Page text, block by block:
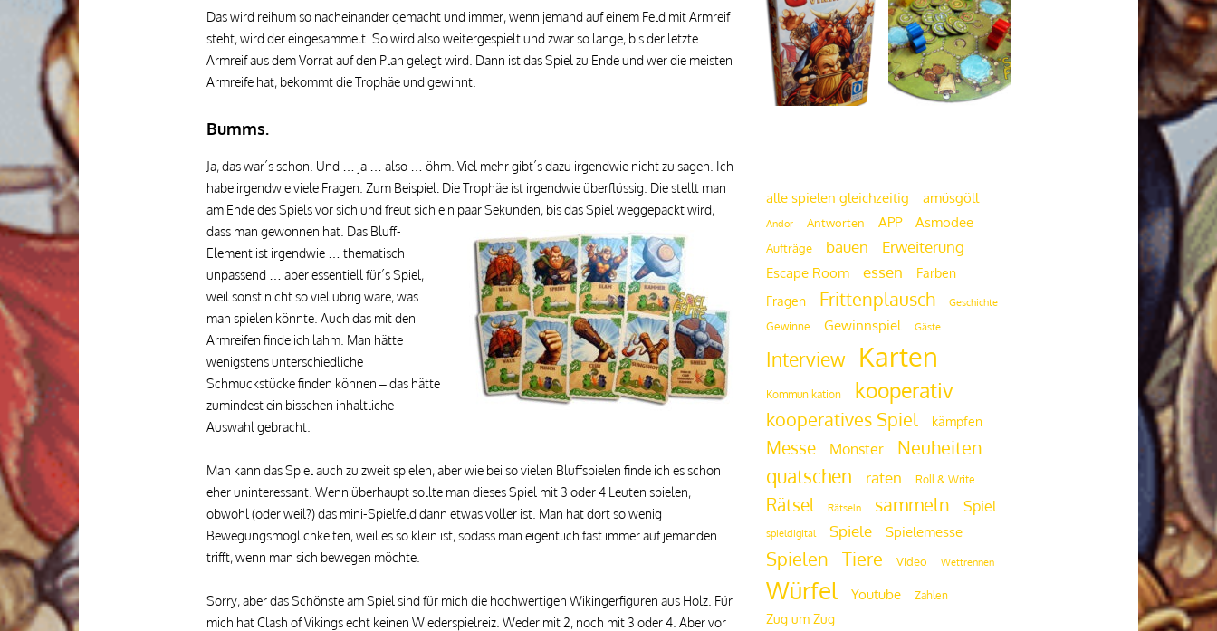
Das wird reihum so nacheinander gemacht und immer, wenn jemand auf einem Feld mit Armreif
steht, wird der eingesammelt. So wird also weitergespielt und zwar so lange, bis der letzte
Armreif aus dem Vorrat auf den Plan gelegt wird. Dann ist das Spiel zu Ende und wer die meisten
Armreife hat, bekommt die Trophäe und gewinnt.
Bumms.
Ja, das war´s schon. Und … ja … also … öhm. Viel mehr gibt´s dazu irgendwie nicht zu sagen. Ich
habe irgendwie viele Fragen. Zum Beispiel: Die Trophäe ist irgendwie überflüssig. Die stellt man
am Ende des Spiels vor sich und freut sich ein paarSekunden, bis das Spiel weggepackt wird,
dass man gewonnen hat. Das Bluff-
Element ist irgendwie … thematisch
unpassend … aber essentiell für´s Spiel,
weil sonst nicht so viel übrig wäre, was
man spielen könnte. Auch das mit den
Armreifen finde ich lahm. Man hätte
wenigstens unterschiedliche
Schmuckstücke finden können – das hätte
zumindest ein bisschen inhaltliche
Auswahl gebracht.
Man kann das Spiel auch zu zweit spielen, aber wie bei so vielen Bluffspielen finde ich es schon
eher uninteressant. Wenn überhaupt sollte man dieses Spiel mit 3 oder 4 Leuten spielen,
obwohl (oder weil?) das mini-Spielfeld dann etwas voller ist. Man hat dort so wenig
Bewegungsmöglichkeiten, weil es so klein ist, sodass man eigentlich fast immer auf jemanden
trifft, wenn man sich bewegen möchte.
Sorry, aber das Schönste am Spiel sind für mich die hochwertigen Wikingerfiguren aus Holz. Für
mich hat Clash of Vikings echt keinen Wiederspielreiz. Weder mit 2, noch mit 3 oder 4. Aber vor
alle spielen gleichzeitig amüsgöll
Andor Antworten APP Asmodee
Aufträge bauen Erweiterung
Escape Room essen Farben
Fragen Frittenplausch Geschichte
Gewinne Gewinnspiel Gäste
Interview Karten
Kommunikation kooperativ
kooperatives Spiel kämpfen
Messe Monster Neuheiten
quatschen raten Roll & Write
Rätsel Rätseln sammeln Spiel
spieldigital Spiele Spielemesse
Spielen Tiere Video Wettrennen
Würfel Youtube Zahlen
Zug um Zug